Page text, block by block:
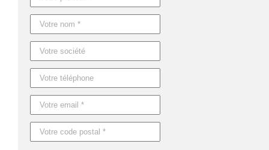
Caractéristiques du produit :
Référence : KC6217
Nom : MANORS
Dimensions : Ø1,1X14,5 CM